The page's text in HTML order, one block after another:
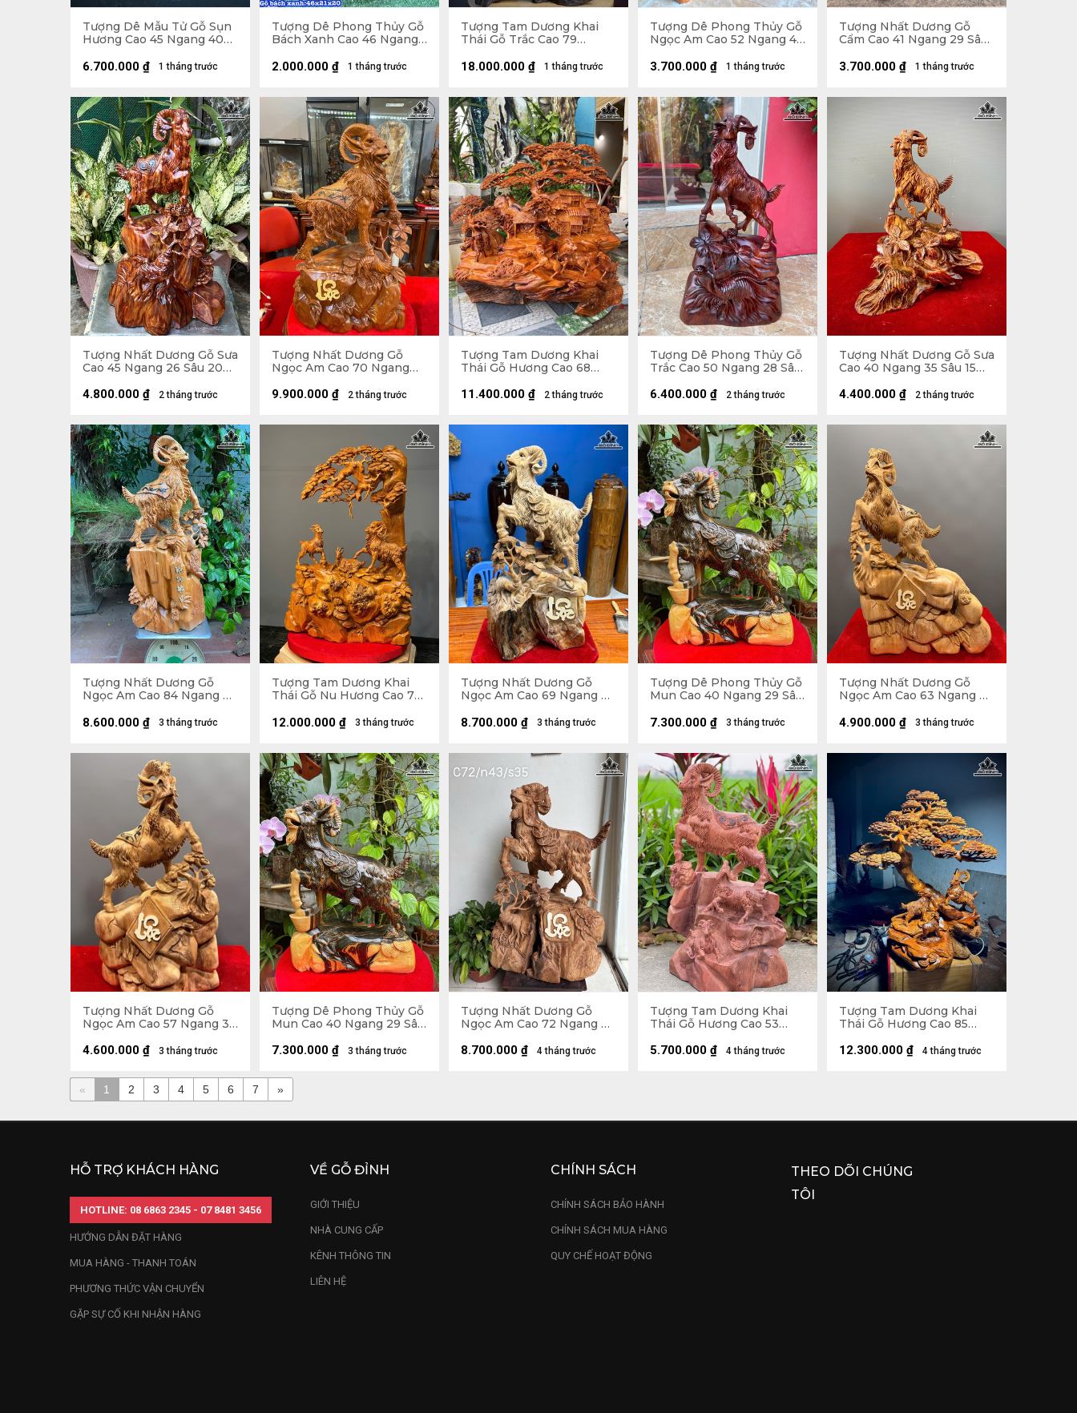
Tượng Dê Mẫu Tử Gỗ Sụn
Hương Cao 45 Ngang 40
1 tháng trước
6.700.000 ₫
Tượng Dê Phong Thủy Gỗ
Bách Xanh Cao 46 Ngang
1 tháng trước
2.000.000 ₫
Tượng Tam Dương Khai
Thái Gỗ Trắc Cao 79
1 tháng trước
18.000.000 ₫
Tượng Dê Phong Thủy Gỗ
Ngọc Am Cao 52 Ngang 41
1 tháng trước
3.700.000 ₫
Tượng Nhất Dương Gỗ
Cẩm Cao 41 Ngang 29 Sâu
1 tháng trước
3.700.000 ₫
Tượng Nhất Dương Gỗ Sưa
Cao 45 Ngang 26 Sâu 20
2 tháng trước
4.800.000 ₫
Tượng Nhất Dương Gỗ
Ngọc Am Cao 70 Ngang
2 tháng trước
9.900.000 ₫
Tượng Tam Dương Khai
Thái Gỗ Hương Cao 68
2 tháng trước
11.400.000 ₫
Tượng Dê Phong Thủy Gỗ
Trắc Cao 50 Ngang 28 Sâu
2 tháng trước
6.400.000 ₫
Tượng Nhất Dương Gỗ Sưa
Cao 40 Ngang 35 Sâu 15
2 tháng trước
4.400.000 ₫
Tượng Nhất Dương Gỗ
Ngọc Am Cao 84 Ngang 40
3 tháng trước
8.600.000 ₫
Tượng Tam Dương Khai
Thái Gỗ Nu Hương Cao 79
3 tháng trước
12.000.000 ₫
Tượng Nhất Dương Gỗ
Ngọc Am Cao 69 Ngang 37
3 tháng trước
8.700.000 ₫
Tượng Dê Phong Thủy Gỗ
Mun Cao 40 Ngang 29 Sâu
3 tháng trước
7.300.000 ₫
Tượng Nhất Dương Gỗ
Ngọc Am Cao 63 Ngang 40
3 tháng trước
4.900.000 ₫
Tượng Nhất Dương Gỗ
Ngọc Am Cao 57 Ngang 32
3 tháng trước
4.600.000 ₫
Tượng Dê Phong Thủy Gỗ
Mun Cao 40 Ngang 29 Sâu
3 tháng trước
7.300.000 ₫
Tượng Nhất Dương Gỗ
Ngọc Am Cao 72 Ngang 43
4 tháng trước
8.700.000 ₫
Tượng Tam Dương Khai
Thái Gỗ Hương Cao 53
10kg
4 tháng trước
5.700.000 ₫
Tượng Tam Dương Khai
Thái Gỗ Hương Cao 85
4 tháng trước
12.300.000 ₫
« 1 2 3 4 5 6 7 »
HỖ TRỢ KHÁCH HÀNG
HOTLINE: 08 6863 2345 - 07 8481 3456
HƯỚNG DẪN ĐẶT HÀNG
MUA HÀNG - THANH TOÁN
PHƯƠNG THỨC VẬN CHUYỂN
GẶP SỰ CỐ KHI NHẬN HÀNG
VỀ GỖ ĐỈNH
GIỚI THIỆU
NHÀ CUNG CẤP
KÊNH THÔNG TIN
LIÊN HỆ
CHÍNH SÁCH
CHÍNH SÁCH BẢO HÀNH
CHÍNH SÁCH MUA HÀNG
QUY CHẾ HOẠT ĐỘNG
THEO DÕI CHÚNG
TÔI